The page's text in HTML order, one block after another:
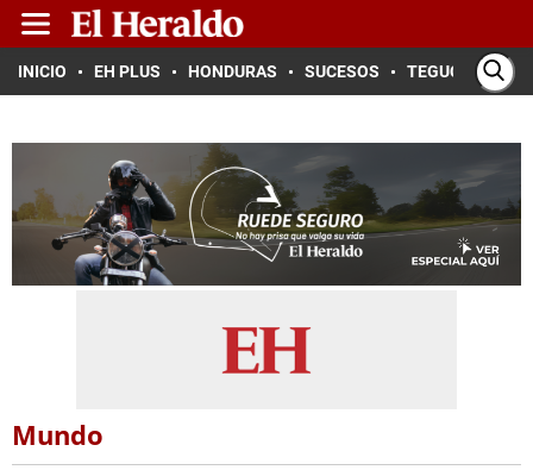
INICIO EH PLUS HONDURAS SUCESOS TEGUCIGALPA
Mundo